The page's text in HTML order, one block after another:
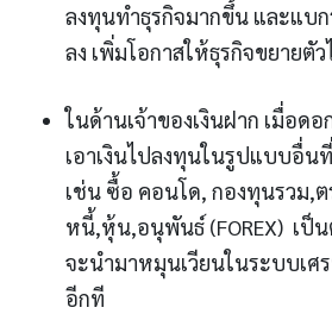
ลงทุนทำธุรกิจมากขึ้น และแบ
ลง เพิ่มโอกาสให้ธุรกิจขยายตั
ในด้านเจ้าของเงินฝาก เมื่อดอ
เอาเงินไปลงทุนในรูปแบบอื่น
เช่น ซื้อ คอนโด, กองทุนรวม,ต
หนี้,หุ้น,อนุพันธ์ (FOREX) เป็
จะนำมาหมุนเวียนในระบบเศ
อีกที